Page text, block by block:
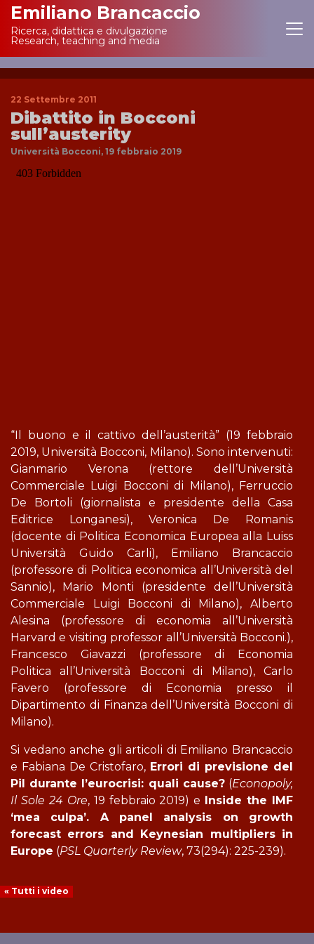
Main Navigation
Emiliano Brancaccio
Ricerca, didattica e divulgazione
Research, teaching and media
22 Settembre 2011
Dibattito in Bocconi
sull’austerity
Università Bocconi, 19 febbraio 2019
“Il buono e il cattivo dell’austerità” (19 febbraio
2019, Università Bocconi, Milano). Sono intervenuti:
Gianmario Verona (rettore dell’Università
Commerciale Luigi Bocconi di Milano), Ferruccio
De Bortoli (giornalista e presidente della Casa
Editrice Longanesi), Veronica De Romanis
(docente di Politica Economica Europea alla Luiss
Università Guido Carli), Emiliano Brancaccio
(professore di Politica economica all’Università del
Sannio), Mario Monti (presidente dell’Università
Commerciale Luigi Bocconi di Milano), Alberto
Alesina (professore di economia all’Università
Harvard e visiting professor all’Università Bocconi.),
Francesco Giavazzi (professore di Economia
Politica all’Università Bocconi di Milano), Carlo
Favero (professore di Economia presso il
Dipartimento di Finanza dell’Università Bocconi di
Milano).
Si vedano anche gli articoli di Emiliano Brancaccio
e Fabiana De Cristofaro, Errori di previsione del
Pil durante l’eurocrisi: quali cause?(Econopoly,
Il Sole 24 Ore, 19 febbraio 2019) e Inside the IMF
‘mea culpa’. A panel analysis on growth
forecast errors and Keynesian multipliers in
Europe (PSL Quarterly Review, 73(294): 225-239).
« Tutti i video